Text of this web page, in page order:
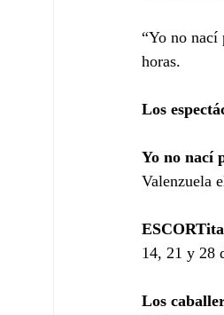
“Yo no nací
horas.
Los
Yo no nací
Valenzuela
14, 21 y 28
Los